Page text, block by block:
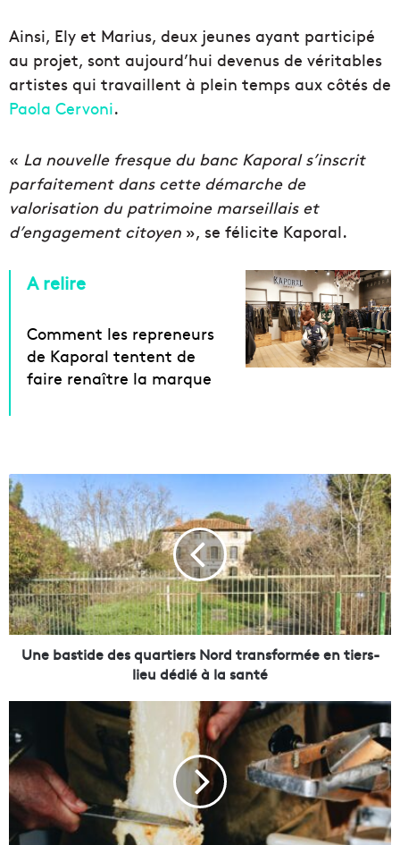
Ainsi, Ely et Marius, deux jeunes ayant participé
au projet, sont aujourd’hui devenus de véritables
artistes qui travaillent à plein temps aux côtés de
Paola Cervoni.
« La nouvelle fresque du banc Kaporal s’inscrit
parfaitement dans cette démarche de
valorisation du patrimoine marseillais et
d’engagement citoyen », se félicite Kaporal.
A relire
Comment les repreneurs
de Kaporal tentent de
faire renaître la marque
U
n
e
b
a
s
t
i
d
q
u
a
r
t
e
Une bastide des quartiers Nord transformée en tiers-
lieu dédié à la santé
a
c
l
e
t